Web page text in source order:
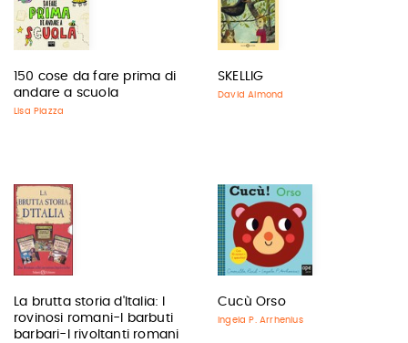
150 cose da fare prima di
andare a scuola
Lisa Piazza
SKELLIG
David Almond
La brutta storia d'Italia: I
rovinosi romani-I barbuti
barbari-I rivoltanti romani
Cucù Orso
Ingela P. Arrhenius